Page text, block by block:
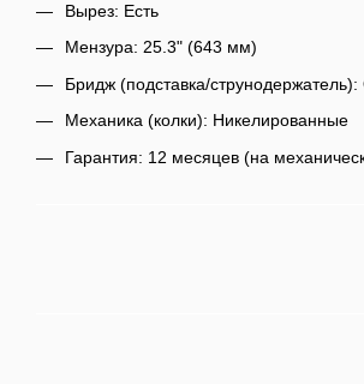
Вырез: Есть
Мензура: 25.3" (643 мм)
Бридж (подставка/струнодержатель):
Механика (колки): Никелированные
Гарантия: 12 месяцев (на